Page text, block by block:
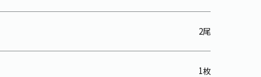
2尾
1枚